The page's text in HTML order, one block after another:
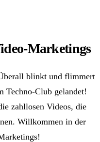
Marketings
blinkt und flimmert
Techno-Club gelandet!
zahllosen Videos, die
Willkommen in der